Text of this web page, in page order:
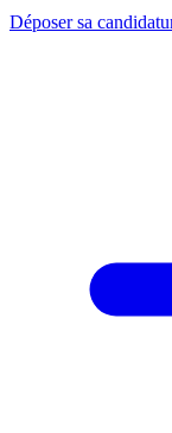
Déposer sa